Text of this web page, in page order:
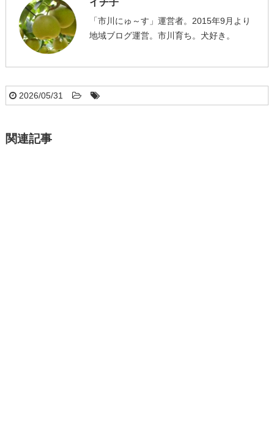
イチ子
「市川にゅ～す」運営者。2015年9月より
地域ブログ運営。市川育ち。犬好き。
2026/05/31
関連記事